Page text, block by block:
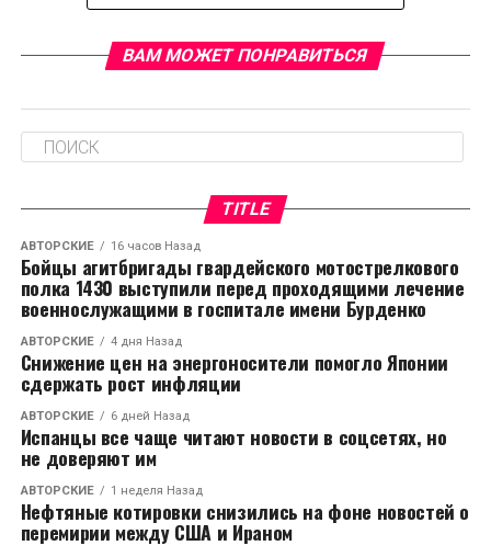
строительство 6 новый ФАПов. Служба скорой
помощи в 2016 году получила 39 новых
автомобилей, передает news-v.ru.
RELATED TOPICS:
В Серпухове мальчик утонул в техническом колодце
НЕ ПРОПУСТИТЕ
Лестница дома в Гусе-Хрустальном провалилась
под женщиной
ВАМ МОЖЕТ ПОНРАВИТЬСЯ
TITLE
АВТОРСКИЕ 16 часов Назад
Бойцы агитбригады гвардейского мотострелкового
полка 1430 выступили перед проходящими лечение
военнослужащими в госпитале имени Бурденко
АВТОРСКИЕ 4 дня Назад
Снижение цен на энергоносители помогло Японии
сдержать рост инфляции
АВТОРСКИЕ 6 дней Назад
Испанцы все чаще читают новости в соцсетях, но
не доверяют им
АВТОРСКИЕ 1 неделя Назад
Нефтяные котировки снизились на фоне новостей о
перемирии между США и Ираном